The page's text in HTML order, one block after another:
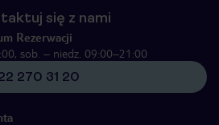
się z nami
Rezerwacji
sob. – niedz. 09:00–21:00
270 31 20